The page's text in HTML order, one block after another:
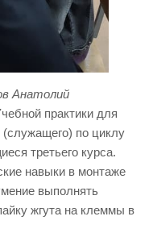
Анатолий
практики для
(служащего) по циклу
третьего курса.
навыки в монтаже
выполнять
жгута на клеммы в